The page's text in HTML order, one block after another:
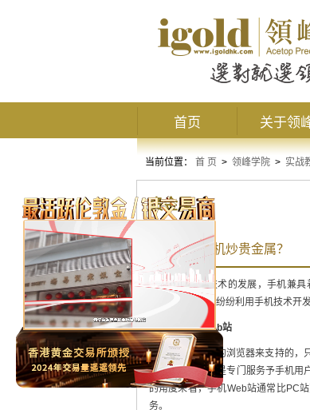
首页 关于领
当前位置： 首 页 > 领峰学院 > 实战
贵金属
如何利用手机炒贵金属？
随着社会科学技术的发展，手机兼
者，各交易平台纷纷利用手机技术开
1、手机Web站
这是由移动设备的浏览器来支持的，
说，手机Web站是专门服务予手机用
的角度来看，手机Web站通常比PC
务。